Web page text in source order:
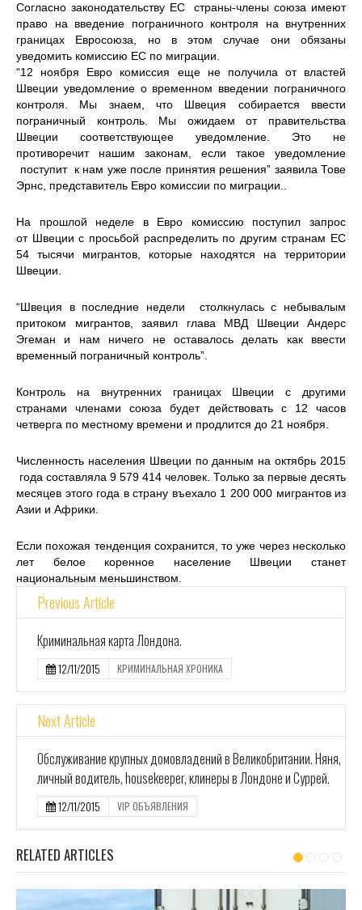
Согласно законодательству ЕС страны-члены союза имеют
право на введение пограничного контроля на внутренних
границах Евросоюза, но в этом случае они обязаны
уведомить комиссию ЕС по миграции.
“12 ноября Евро комиссия еще не получила от властей
Швеции уведомление о временном введении пограничного
контроля. Мы знаем, что Швеция собирается ввести
пограничный контроль. Мы ожидаем от правительства
Швеции соответствующее уведомление. Это не
противоречит нашим законам, если такое уведомление
поступит к нам уже после принятия решения” заявила Тове
Эрнс, представитель Евро комиссии по миграции..
На прошлой неделе в Евро комиссию поступил запрос
от Швеции с просьбой распределить по другим странам ЕС
54 тысячи мигрантов, которые находятся на территории
Швеции.
“Швеция в последние недели столкнулась с небывалым
притоком мигрантов, заявил глава МВД Швеции Андерс
Эгеман и нам ничего не оставалось делать как ввести
временный пограничный контроль”.
Контроль на внутренних границах Швеции с другими
странами членами союза будет действовать с 12 часов
четверга по местному времени и продлится до 21 ноября.
Численность населения Швеции по данным на октябрь 2015
года составляла 9 579 414 человек. Только за первые десять
месяцев этого года в страну въехало 1 200 000 мигрантов из
Азии и Африки.
Если похожая тенденция сохранится, то уже через несколько
лет белое коренное население Швеции станет
национальным меньшинством.
Previous Article
Криминальная карта Лондона.
12/11/2015 КРИМИНАЛЬНАЯ ХРОНИКА
Next Article
Обслуживание крупных домовладений в Великобритании. Няня,
личный водитель, housekeeper, клинеры в Лондоне и Суррей.
12/11/2015 VIP ОБЪЯВЛЕНИЯ
RELATED ARTICLES